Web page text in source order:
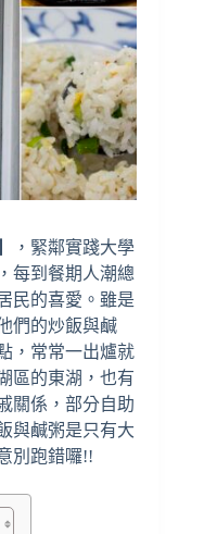
，緊鄰實踐大學
每到餐期人潮總
民的喜愛。雖是
們的炒飯與鹹
，常常一出爐就
區的東湖，也有
關係，部分自助
與鹹粥是只有大
別跑錯囉!!